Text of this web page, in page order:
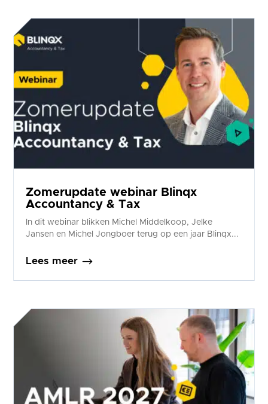
Zomerupdate webinar Blinqx
Accountancy & Tax
In dit webinar blikken Michel Middelkoop, Jelke
Jansen en Michel Jongboer terug op een jaar Blinqx...
Lees meer $